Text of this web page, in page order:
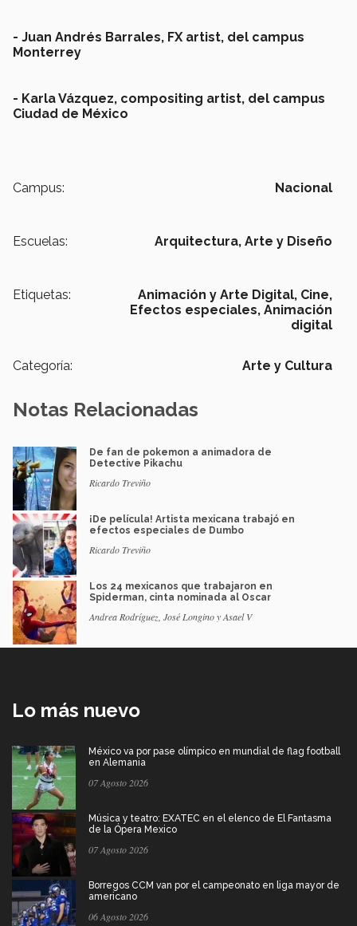
- Juan Andrés Barrales, FX artist, del campus
Monterrey
- Karla Vázquez, compositing artist, del campus
Ciudad de México
Campus: Nacional
Escuelas: Arquitectura, Arte y Diseño
Etiquetas: Animación y Arte Digital, Cine,
Efectos especiales, Animación
digital
Categoría: Arte y Cultura
Notas Relacionadas
De fan de pokemon a animadora de
Detective Pikachu
Ricardo Treviño
¡De película! Artista mexicana trabajó en
efectos especiales de Dumbo
Ricardo Treviño
Los 24 mexicanos que trabajaron en
Spiderman, cinta nominada al Oscar
Andrea Rodríguez, José Longino y Asael V
Lo más nuevo
México va por pase olímpico en mundial de flag football
en Alemania
07 Agosto 2026
Música y teatro: EXATEC en el elenco de El Fantasma
de la Ópera Mexico
07 Agosto 2026
Borregos CCM van por el campeonato en liga mayor de
americano
06 Agosto 2026